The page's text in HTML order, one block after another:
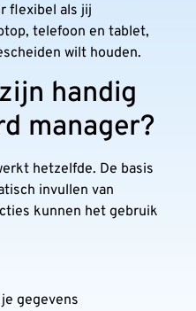
flexibel als jij
telefoon en tablet,
wilt houden.
handig
manager?
hetzelfde. De basis
invullen van
kunnen het gebruik
gegevens